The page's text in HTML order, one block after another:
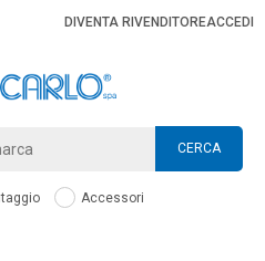
DIVENTA RIVENDITOREACCEDI
CERCA
Accessori